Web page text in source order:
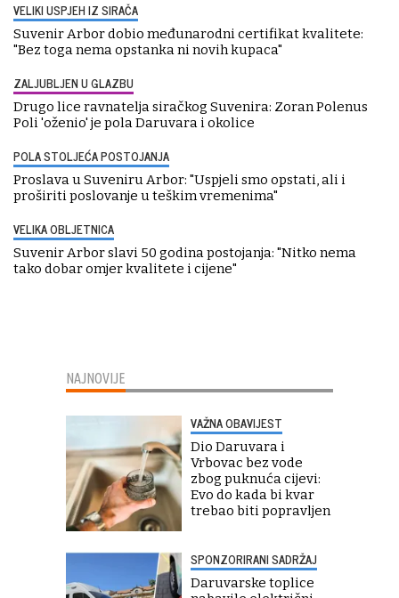
VELIKI USPJEH IZ SIRAČA
Suvenir Arbor dobio međunarodni certifikat kvalitete:
"Bez toga nema opstanka ni novih kupaca"
ZALJUBLJEN U GLAZBU
Drugo lice ravnatelja siračkog Suvenira: Zoran Polenus
Poli 'oženio' je pola Daruvara i okolice
POLA STOLJEĆA POSTOJANJA
Proslava u Suveniru Arbor: "Uspjeli smo opstati, ali i
proširiti poslovanje u teškim vremenima"
VELIKA OBLJETNICA
Suvenir Arbor slavi 50 godina postojanja: "Nitko nema
tako dobar omjer kvalitete i cijene"
NAJNOVIJE
VAŽNA OBAVIJEST
Dio Daruvara i
Vrbovac bez vode
zbog puknuća cijevi:
Evo do kada bi kvar
trebao biti popravljen
SPONZORIRANI SADRŽAJ
Daruvarske toplice